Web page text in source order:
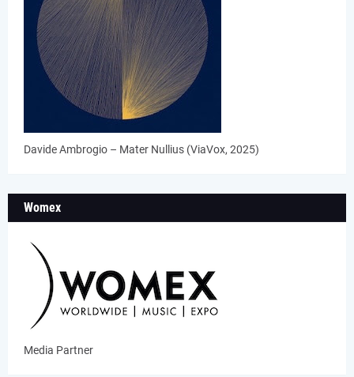
Davide Ambrogio – Mater Nullius (ViaVox, 2025)
Womex
Media Partner